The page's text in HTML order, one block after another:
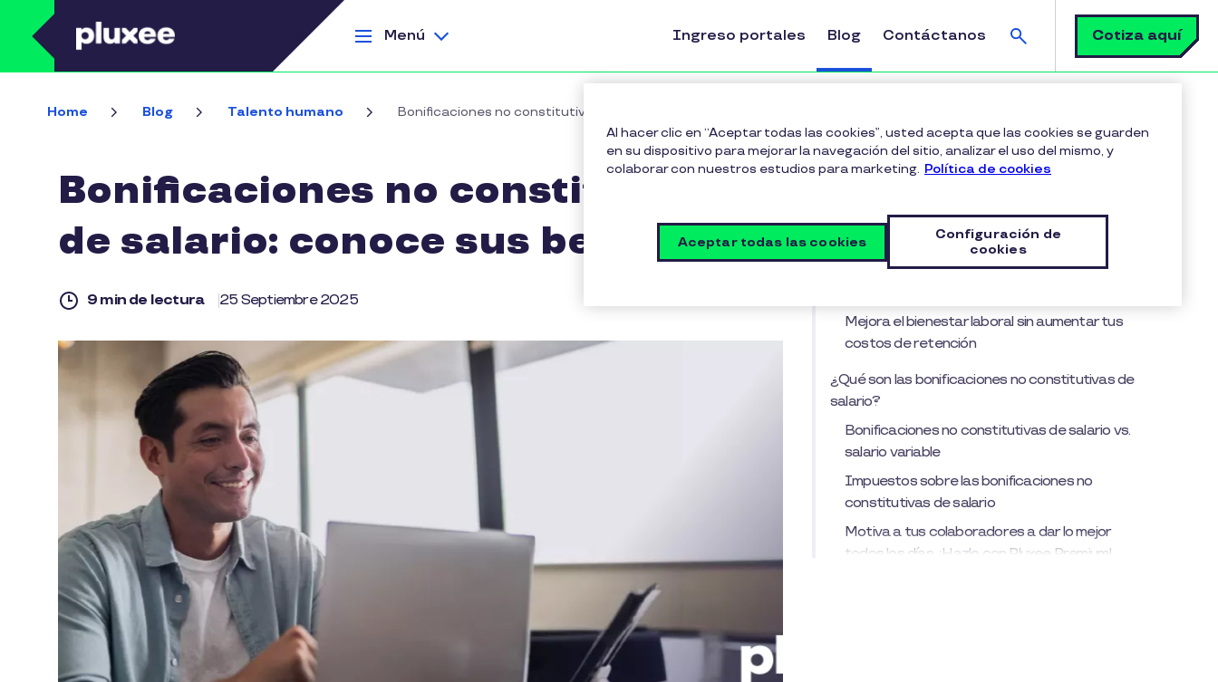
Pasar al contenido principal
Menú
Ingreso portales Blog Contáctanos
Buscar
Cotiza aquí
Home Blog Talento humano Bonificaciones no constitutivas de salario: conoce sus beneficios
Bonificaciones no constitutivas
de salario: conoce sus beneficios
9 min de lectura 25 Septiembre 2025
Tabla de contenido
¿Por qué deberías implementar estas
bonificaciones en tu empresa?
Reduce costos con las bonificaciones no
Mejora el bienestar laboral sin aumentar tus
costos de retención
¿Qué son las bonificaciones no constitutivas de
salario?
Bonificaciones no constitutivas de salario vs.
salario variable
Impuestos sobre las bonificaciones no
constitutivas de salario
Motiva a tus colaboradores a dar lo mejor
todos los días, ¡Hazlo con Pluxee Premium!
Al hacer clic en “Aceptar todas las cookies”, usted acepta que las cookies se guarden
en su dispositivo para mejorar la navegación del sitio, analizar el uso del mismo, y
colaborar con nuestros estudios para marketing. Política de cookies
Configuración de
cookies
Aceptar todas las cookies